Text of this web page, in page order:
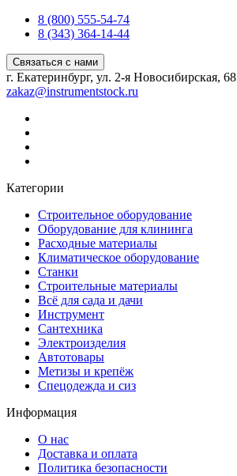
8 (800) 555-54-74
8 (343) 364-14-44
Связаться с нами
г. Екатеринбург, ул. 2-я Новосибирская, 68
zakaz@instrumentstock.ru
Категории
Строительное оборудование
Оборудование для клининга
Расходные материалы
Климатическое оборудование
Станки
Строительные материалы
Всё для сада и дачи
Инструмент
Сантехника
Электроизделия
Автотовары
Метизы и крепёж
Спецодежда и сиз
Информация
О нас
Доставка и оплата
Политика безопасности